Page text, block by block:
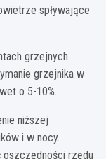
spływające
grzejnych
grzejnika w
o 5-10%.
niższej
i w nocy.
oszczędności rzędu